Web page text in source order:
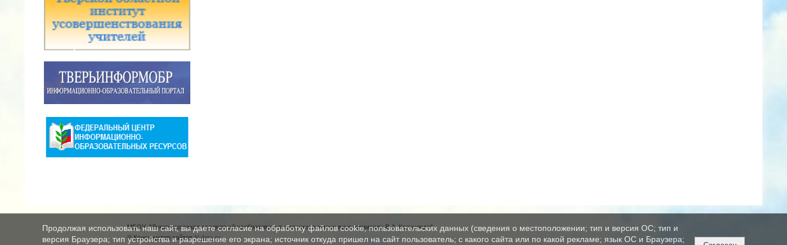
МБОУ "Луковниковская средняя общеобразовательная школа имени вице-адмирала В.А. Корнилова"
© Конструктор сайтовNubex.ru
Продолжая использовать наш сайт, вы даете согласие на обработку файлов cookie, пользовательских данных (сведения о местоположении; тип и версия ОС; тип и
версия Браузера; тип устройства и разрешение его экрана; источник откуда пришел на сайт пользователь; с какого сайта или по какой рекламе; язык ОС и Браузера;